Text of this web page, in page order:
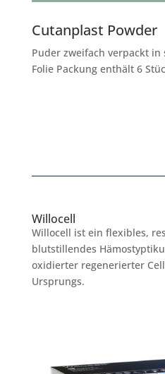
Cutanplast Powder
Puder zweifach verpackt
Folie Packung enthält 6
Willocell
Willocell ist ein flexibles,
blutstillendes
oxidierter regenerierter
Ursprungs.